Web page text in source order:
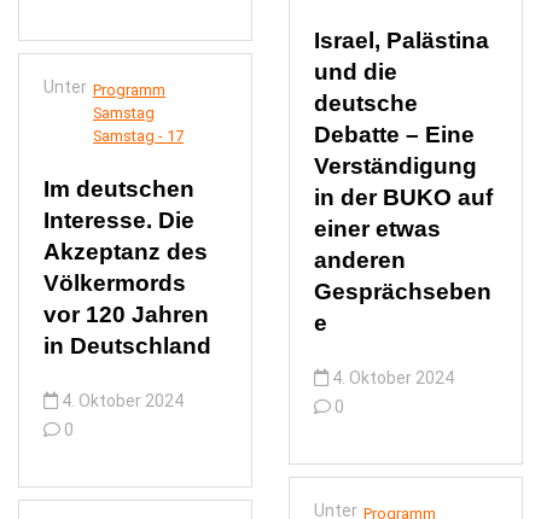
Unter Programm
Samstag
Samstag - 17
Im deutschen
Interesse. Die
Akzeptanz des
Völkermords
vor 120 Jahren
in Deutschland
4. Oktober 2024
0
Israel, Palästina
und die
deutsche
Debatte – Eine
Verständigung
in der BUKO auf
einer etwas
anderen
Gesprächseben
e
4. Oktober 2024
0
Unter Programm